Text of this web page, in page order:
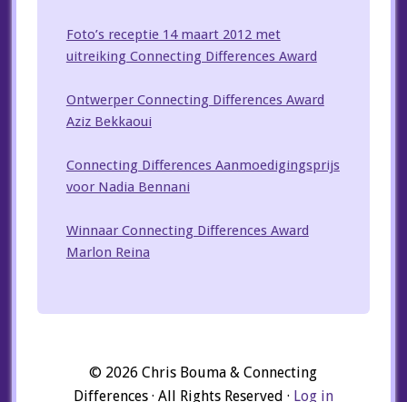
Foto’s receptie 14 maart 2012 met
uitreiking Connecting Differences Award
Ontwerper Connecting Differences Award
Aziz Bekkaoui
Connecting Differences Aanmoedigingsprijs
voor Nadia Bennani
Winnaar Connecting Differences Award
Marlon Reina
© 2026 Chris Bouma & Connecting
Differences · All Rights Reserved · Log in